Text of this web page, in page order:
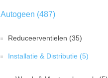
Autogeen (487)
Reduceerventielen (35)
Installatie & Distributie (5)